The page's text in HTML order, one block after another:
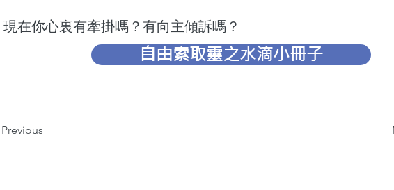
現在你心裏有牽掛嗎？有向主傾訴嗎？
自由索取靈之水滴小冊子
Previous